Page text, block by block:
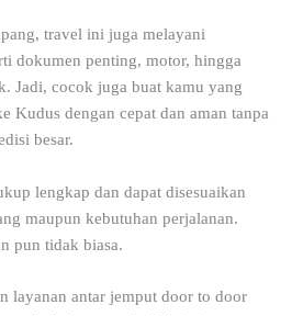
travel ini juga melayani
dokumen penting, motor, hingga
Jadi, cocok juga buat kamu yang
Kudus dengan cepat dan aman tanpa
besar.
lengkap dan dapat disesuaikan
maupun kebutuhan perjalanan.
pun tidak biasa.
layanan antar jemput door to door